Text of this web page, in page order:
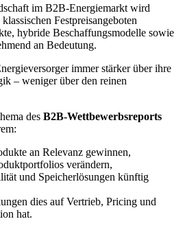
im B2B-Energiemarkt wird
Festpreisangeboten
hybride Beschaffungsmodelle sowie
an Bedeutung.
immer stärker über ihre
– weniger über den reinen
des B2B-Wettbewerbsreports
an Relevanz gewinnen,
verändern,
und Speicherlösungen künftig
dies auf Vertrieb, Pricing und
hat.